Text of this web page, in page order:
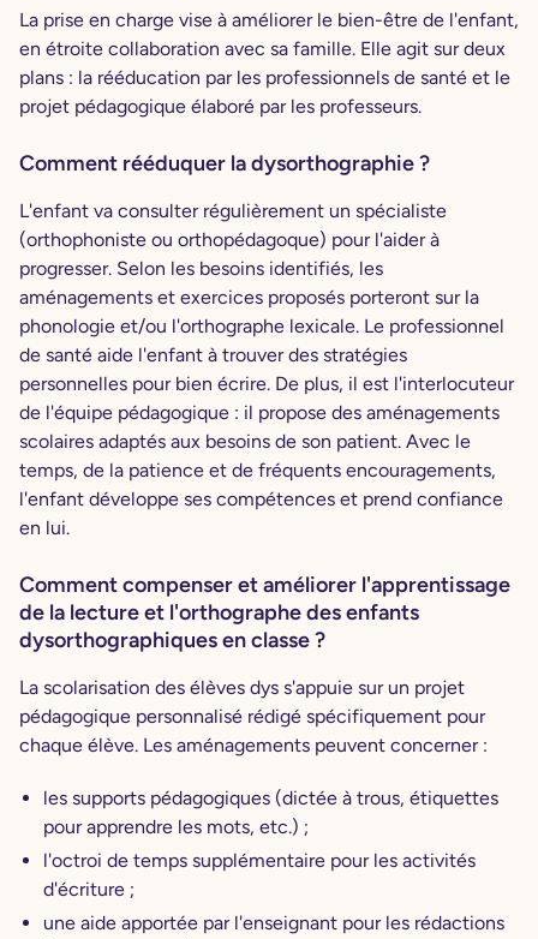
La prise en charge vise à améliorer le bien-être de l'enfant,
en étroite collaboration avec sa famille. Elle agit sur deux
plans : la rééducation par les professionnels de santé et le
projet pédagogique élaboré par les professeurs.
Comment rééduquer la dysorthographie ?
L'enfant va consulter régulièrement un spécialiste
(orthophoniste ou orthopédagoque) pour l'aider à
progresser. Selon les besoins identifiés, les
aménagements et exercices proposés porteront sur la
phonologie et/ou l'orthographe lexicale. Le professionnel
de santé aide l'enfant à trouver des stratégies
personnelles pour bien écrire. De plus, il est l'interlocuteur
de l'équipe pédagogique : il propose des aménagements
scolaires adaptés aux besoins de son patient. Avec le
temps, de la patience et de fréquents encouragements,
l'enfant développe ses compétences et prend confiance
en lui.
Comment compenser et améliorer l'apprentissage
de la lecture et l'orthographe des enfants
dysorthographiques en classe ?
La scolarisation des élèves dys s'appuie sur un projet
pédagogique personnalisé rédigé spécifiquement pour
chaque élève. Les aménagements peuvent concerner :
les supports pédagogiques (dictée à trous, étiquettes
pour apprendre les mots, etc.) ;
l'octroi de temps supplémentaire pour les activités
d'écriture ;
une aide apportée par l'enseignant pour les rédactions